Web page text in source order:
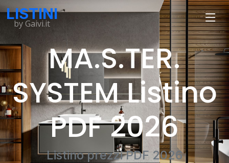
LISTINI
by Gaivi.it
MA.S.TER.
SYSTEM Listino
PDF 2026
Listino prezzi PDF 2026